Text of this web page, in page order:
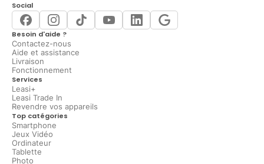
Social
Besoin d'aide ?
Contactez-nous
Aide et assistance
Livraison
Fonctionnement
Services
Leasi+
Leasi Trade In
Revendre vos appareils
Top catégories
Smartphone
Jeux Vidéo
Ordinateur
Tablette
Photo